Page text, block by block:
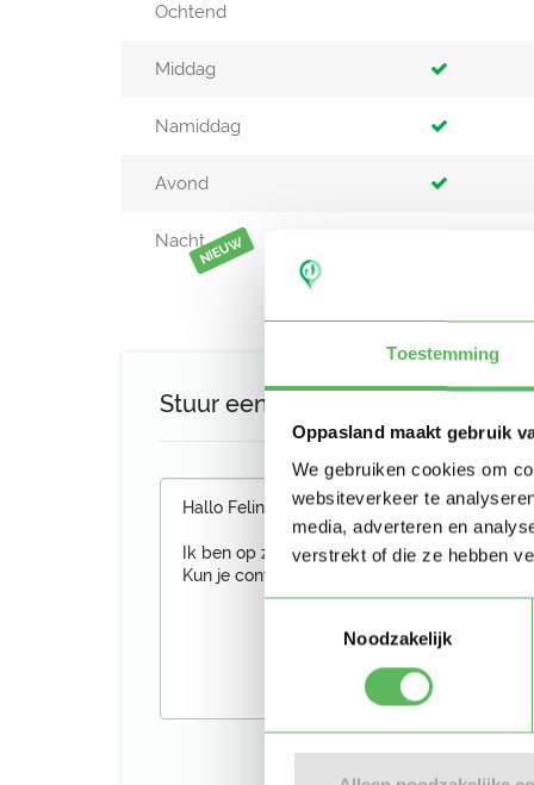
Toestemming
Oppasland maakt gebruik
We gebruiken cookies om
websiteverkeer te
media, adverteren en
verstrekt of die ze hebben
Noodzakelijk
Ochtend
Middag
Namiddag
Avond
NachtNIEUW
Stuur een bericht aan Feline